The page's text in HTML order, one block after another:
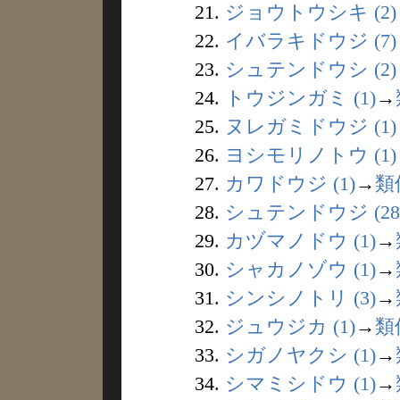
21. ジョウトウシキ (2)
22. イバラキドウジ (7)
23. シュテンドウシ (2)
24.
トウジンガミ (1)→
25. ヌレガミドウジ (1)
26. ヨシモリノトウ (1)
27. カワドウジ (1)→ 類
28. シュテンドウジ
29. カヅマノドウ (1)→
30. シャカノゾウ (1)→
31. シンシノトリ (3)→
32. ジュウジカ (1)→ 類
33. シガノヤクシ (1)→
34. シマミシドウ (1)→